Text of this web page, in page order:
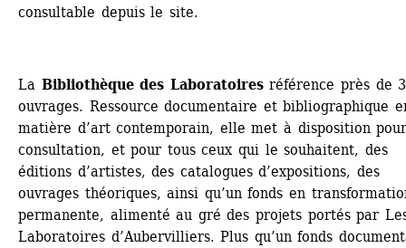
consultable depuis le site.
La Bibliothèque des Laboratoiresréférence près de
ouvrages. Ressource documentaire et bibliographique
matière d’art contemporain, elle met à disposition
consultation, et pour tous ceux qui le souhaitent, des
éditions d’artistes, des catalogues d’expositions, des
ouvrages théoriques, ainsi qu’un fonds en
permanente, alimenté au gré des projets portés par
Laboratoires d’Aubervilliers. Plus qu’un fonds